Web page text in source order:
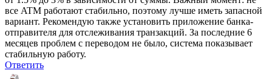
все ATM работают стабильно, поэтому лучше иметь запасной
вариант. Рекомендую также установить приложение банка-
отправителя для отслеживания транзакций. За последние 6
месяцев проблем с переводом не было, система показывает
стабильную работу.
Ответить